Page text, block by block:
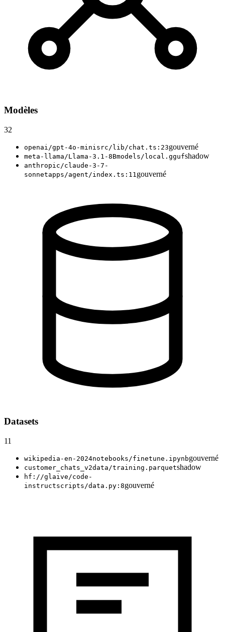
Modèles
32
openai/gpt-4o-minisrc/lib/chat.ts:23gouverné
meta-llama/Llama-3.1-8Bmodels/local.ggufshadow
anthropic/claude-3-7-
sonnetapps/agent/index.ts:11gouverné
Datasets
11
wikipedia-en-2024notebooks/finetune.ipynbgouverné
customer_chats_v2data/training.parquetshadow
hf://glaive/code-
instructscripts/data.py:8gouverné